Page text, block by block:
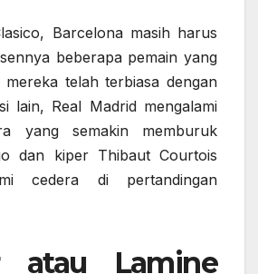
Barcelona masih harus
beberapa pemain yang
telah terbiasa dengan
lain, Real Madrid mengalami
yang semakin memburuk
dan kiper Thibaut Courtois
cedera di pertandingan
Lamine